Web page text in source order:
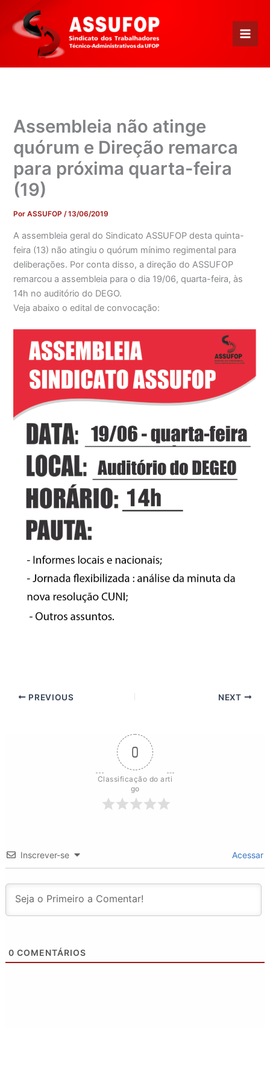
para
conteúdo
Assembleia não atinge
quórum e Direção remarca
para próxima quarta-feira
(19)
PorASSUFOP/13/06/2019
A assembleia geral do Sindicato ASSUFOP desta quinta-
feira (13) não atingiu o quórum mínimo regimental para
deliberações. Por conta disso, a direção do ASSUFOP
remarcou a assembleia para o dia 19/06, quarta-feira, às
14h no auditório do DEGO.
Veja abaixo o edital de convocação:
PREVIOUS NEXT
0
Classificação do arti
go
Inscrever-se Acessar
0 COMENTÁRIOS